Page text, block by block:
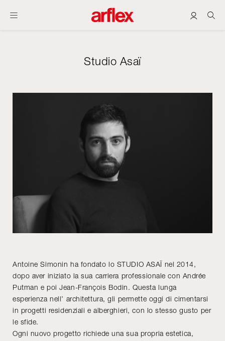
Studio Asaï
Antoine Simonin ha fondato lo STUDIO ASAÏ nel 2014,
dopo aver iniziato la sua carriera professionale con Andrée
Putman e poi Jean-François Bodin. Questa lunga
esperienza nell’ architettura, gli permette oggi di cimentarsi
in progetti residenziali e alberghieri, con lo stesso gusto per
le sfide.
Ogni nuovo progetto richiede una sua propria estetica,